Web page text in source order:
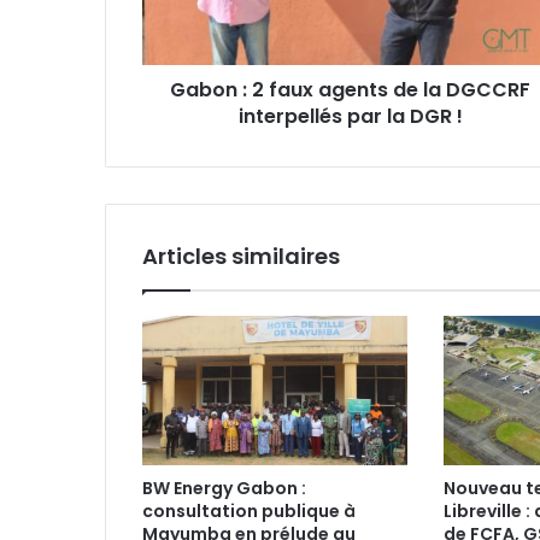
la
DGCCRF
interpellés
!
Gabon : 2 faux agents de la DGCCRF
interpellés par la DGR !
Articles similaires
BW Energy Gabon :
consultation publique à
Mayumba en prélude au
Nouveau
Libreville :
de FCFA,